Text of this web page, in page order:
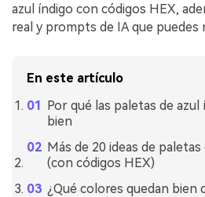
azul índigo con códigos HEX,
real y prompts de IA que puedes
En este artículo
Por qué las paletas de
bien
Más de 20 ideas de
(con códigos HEX)
¿Qué colores quedan bien